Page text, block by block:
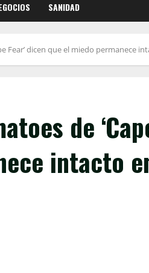
SANIDAD
Fear’ dicen que el miedo permanece
de
intacto